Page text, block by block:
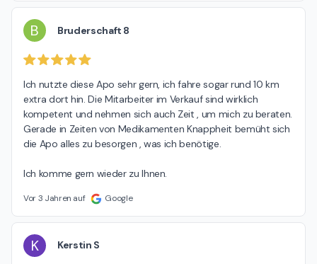
B Bruderschaft 8
Ich nutzte diese Apo sehr gern, ich fahre sogar rund 10 km
extra dort hin. Die Mitarbeiter im Verkauf sind wirklich
kompetent und nehmen sich auch Zeit , um mich zu beraten.
Gerade in Zeiten von Medikamenten Knappheit bemüht sich
die Apo alles zu besorgen , was ich benötige.
Ich komme gern wieder zu Ihnen.
Vor 3 Jahren auf Google
K Kerstin S